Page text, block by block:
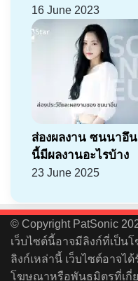
16 June 2023
ส่องผลงาน ซนนาอึ
นี้มีผลงานอะไรบ้าง
23 June 2025
© Copyright PatSonic
เว็บไซต์นี้อาจมีลิงก์ที่เป็
ลิงก์เหล่านี้ เว็บไซต์อาจไ
โฆษณาหรือพันธมิตรที่เกี่